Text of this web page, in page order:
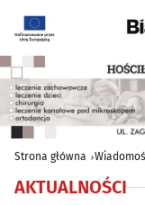
Strona główna
AKTUALNOŚCI